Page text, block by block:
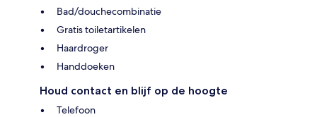
Bad/douchecombinatie
Gratis toiletartikelen
Haardroger
Handdoeken
Houd contact en blijf op de hoogte
Telefoon